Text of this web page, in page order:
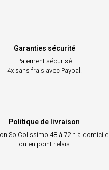
Garanties sécurité
Paiement sécurisé
4x sans frais avec Paypal.
Politique de livraison
So Colissimo 48 à 72 h à domicile
ou en point relais